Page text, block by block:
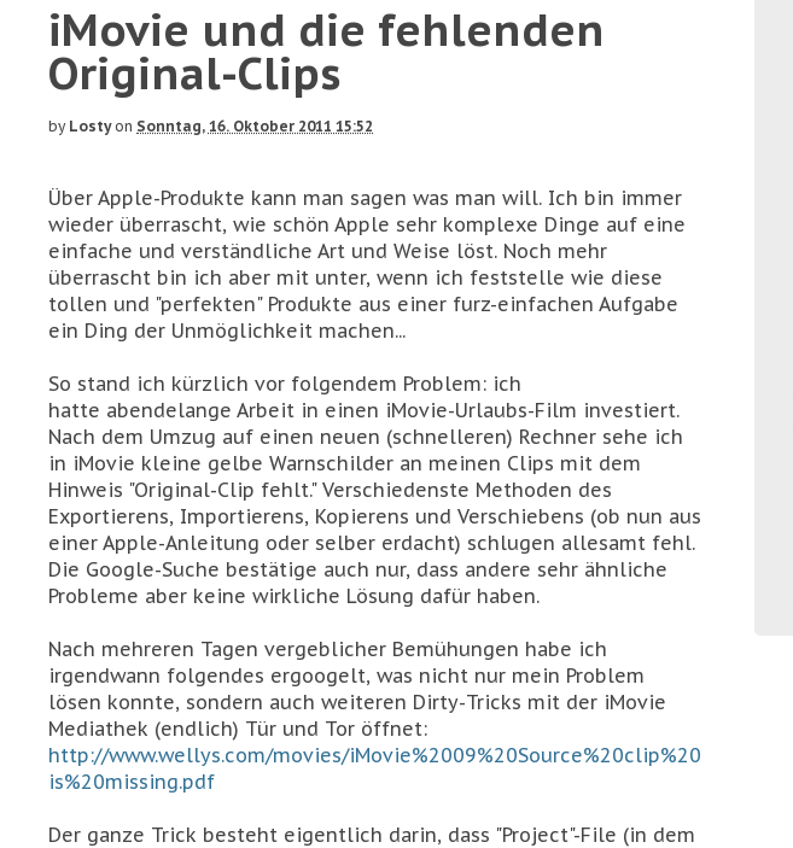
iMovie und die fehlenden
Original-Clips
by Losty on Sonntag, 16. Oktober 2011 15:52
Über Apple-Produkte kann man sagen was man will. Ich bin immer
wieder überrascht, wie schön Apple sehr komplexe Dinge auf eine
einfache und verständliche Art und Weise löst. Noch mehr
überrascht bin ich aber mit unter, wenn ich feststelle wie diese
tollen und "perfekten" Produkte aus einer furz-einfachen Aufgabe
ein Ding der Unmöglichkeit machen...
So stand ich kürzlich vor folgendem Problem: ich
hatte abendelange Arbeit in einen iMovie-Urlaubs-Film investiert.
Nach dem Umzug auf einen neuen (schnelleren) Rechner sehe ich
in iMovie kleine gelbe Warnschilder an meinen Clips mit dem
Hinweis "Original-Clip fehlt." Verschiedenste Methoden des
Exportierens, Importierens, Kopierens und Verschiebens (ob nun aus
einer Apple-Anleitung oder selber erdacht) schlugen allesamt fehl.
Die Google-Suche bestätige auch nur, dass andere sehr ähnliche
Probleme aber keine wirkliche Lösung dafür haben.
Nach mehreren Tagen vergeblicher Bemühungen habe ich
irgendwann folgendes ergoogelt, was nicht nur mein Problem
lösen konnte, sondern auch weiteren Dirty-Tricks mit der iMovie
Mediathek (endlich) Tür und Tor öffnet:
http://www.wellys.com/movies/iMovie%2009%20Source%20clip%20
is%20missing.pdf
Der ganze Trick besteht eigentlich darin, dass "Project"-File (in dem